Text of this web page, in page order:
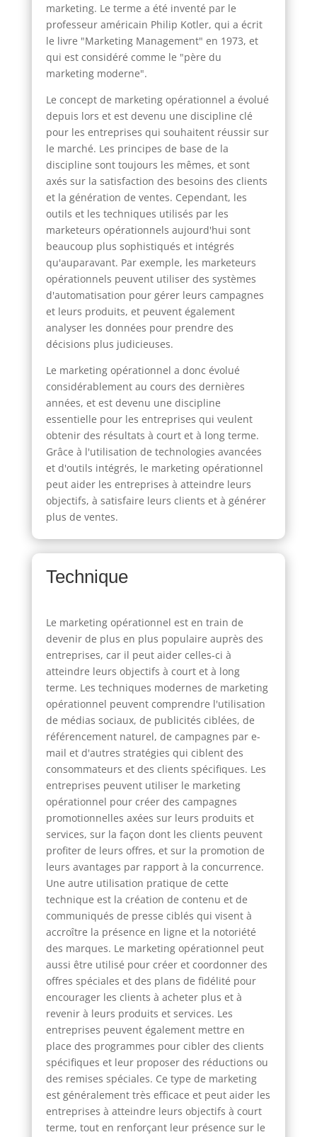
marketing. Le terme a été inventé par le
professeur américain Philip Kotler, qui a écrit
le livre "Marketing Management" en 1973, et
qui est considéré comme le "père du
marketing moderne".
Le concept de marketing opérationnel a évolué
depuis lors et est devenu une discipline clé
pour les entreprises qui souhaitent réussir sur
le marché. Les principes de base de la
discipline sont toujours les mêmes, et sont
axés sur la satisfaction des besoins des clients
et la génération de ventes. Cependant, les
outils et les techniques utilisés par les
marketeurs opérationnels aujourd'hui sont
beaucoup plus sophistiqués et intégrés
qu'auparavant. Par exemple, les marketeurs
opérationnels peuvent utiliser des systèmes
d'automatisation pour gérer leurs campagnes
et leurs produits, et peuvent également
analyser les données pour prendre des
décisions plus judicieuses.
Le marketing opérationnel a donc évolué
considérablement au cours des dernières
années, et est devenu une discipline
essentielle pour les entreprises qui veulent
obtenir des résultats à court et à long terme.
Grâce à l'utilisation de technologies avancées
et d'outils intégrés, le marketing opérationnel
peut aider les entreprises à atteindre leurs
objectifs, à satisfaire leurs clients et à générer
plus de ventes.
Technique
Le marketing opérationnel est en train de
devenir de plus en plus populaire auprès des
entreprises, car il peut aider celles-ci à
atteindre leurs objectifs à court et à long
terme. Les techniques modernes de marketing
opérationnel peuvent comprendre l'utilisation
de médias sociaux, de publicités ciblées, de
référencement naturel, de campagnes par e-
mail et d'autres stratégies qui ciblent des
consommateurs et des clients spécifiques. Les
entreprises peuvent utiliser le marketing
opérationnel pour créer des campagnes
promotionnelles axées sur leurs produits et
services, sur la façon dont les clients peuvent
profiter de leurs offres, et sur la promotion de
leurs avantages par rapport à la concurrence.
Une autre utilisation pratique de cette
technique est la création de contenu et de
communiqués de presse ciblés qui visent à
accroître la présence en ligne et la notoriété
des marques. Le marketing opérationnel peut
aussi être utilisé pour créer et coordonner des
offres spéciales et des plans de fidélité pour
encourager les clients à acheter plus et à
revenir à leurs produits et services. Les
entreprises peuvent également mettre en
place des programmes pour cibler des clients
spécifiques et leur proposer des réductions ou
des remises spéciales. Ce type de marketing
est généralement très efficace et peut aider les
entreprises à atteindre leurs objectifs à court
terme, tout en renforçant leur présence sur le